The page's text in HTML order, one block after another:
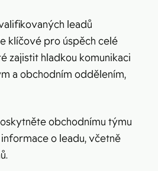
leadů
klíčové pro úspěch celé
zajistit hladkou komunikaci
a obchodním oddělením,
obchodnímu týmu
o leadu, včetně